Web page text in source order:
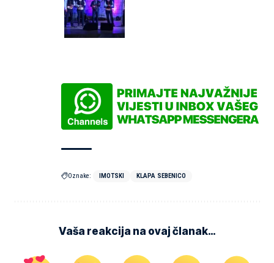
Oznake: IMOTSKI KLAPA SEBENICO
Vaša reakcija na ovaj članak…